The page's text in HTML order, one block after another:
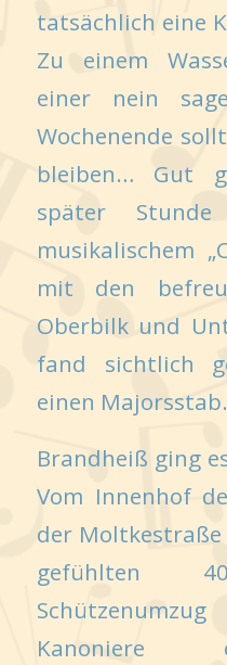
tatsächlich eine
Zu einem
einer nein
Wochenende
bleiben… Gut
später
musikalischem
mit den
Oberbilk und
fand sichtlich
einen Majorsstab.
Brandheiß ging
Vom Innenhof
der
gefühlten
Kanoniere